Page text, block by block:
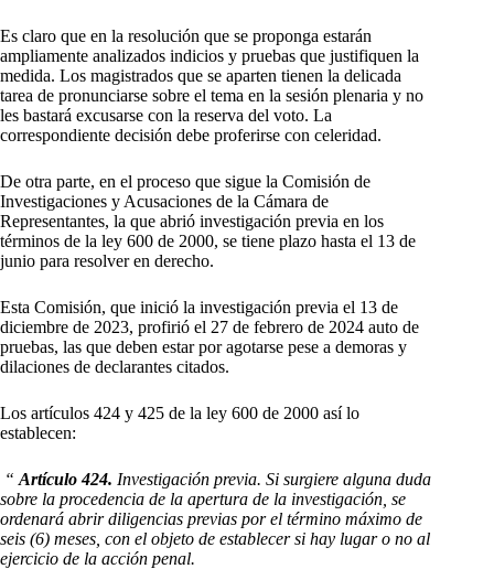
Es claro que en la resolución que se proponga estarán
ampliamente analizados indicios y pruebas que justifiquen la
medida. Los magistrados que se aparten tienen la delicada
tarea de pronunciarse sobre el tema en la sesión plenaria y no
les bastará excusarse con la reserva del voto. La
correspondiente decisión debe proferirse con celeridad.
De otra parte, en el proceso que sigue la Comisión de
Investigaciones y Acusaciones de la Cámara de
Representantes, la que abrió investigación previa en los
términos de la ley 600 de 2000, se tiene plazo hasta el 13 de
junio para resolver en derecho.
Esta Comisión, que inició la investigación previa el 13 de
diciembre de 2023, profirió el 27 de febrero de 2024 auto de
pruebas, las que deben estar por agotarse pese a demoras y
dilaciones de declarantes citados.
Los artículos 424 y 425 de la ley 600 de 2000 así lo
establecen:
“ Artículo 424. Investigación previa. Si surgiere alguna duda
sobre la procedencia de la apertura de la investigación, se
ordenará abrir diligencias previas por el término máximo de
seis (6) meses, con el objeto de establecer si hay lugar o no al
ejercicio de la acción penal.